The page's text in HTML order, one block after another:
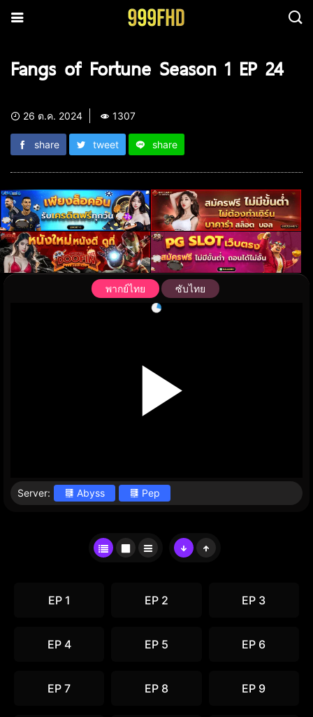
Fangs of Fortune Season 1 EP 24
26 ต.ค. 2024 1307
share tweet share
พากย์ไทย ซับไทย
Server: Abyss Pep
EP 1 EP 2 EP 3
EP 4 EP 5 EP 6
EP 7 EP 8 EP 9